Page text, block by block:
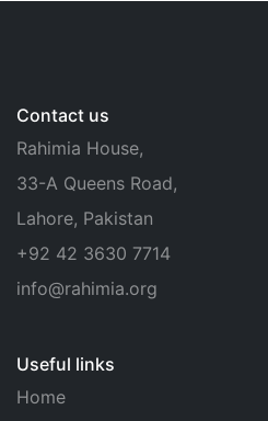
Contact us
Rahimia House,
33-A Queens Road,
Lahore, Pakistan
+92 42 3630 7714
info@rahimia.org
Useful links
Home